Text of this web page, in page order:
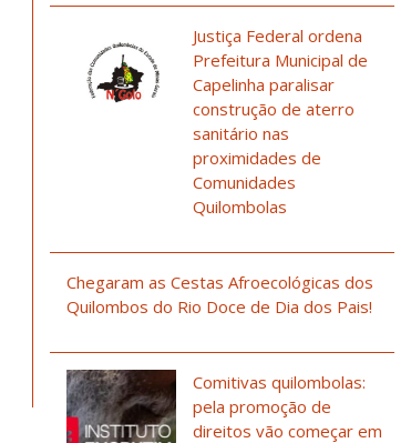
Justiça Federal ordena
Prefeitura Municipal de
Capelinha paralisar
construção de aterro
sanitário nas
proximidades de
Comunidades
Quilombolas
Chegaram as Cestas Afroecológicas dos
Quilombos do Rio Doce de Dia dos Pais!
Comitivas quilombolas:
pela promoção de
direitos vão começar em